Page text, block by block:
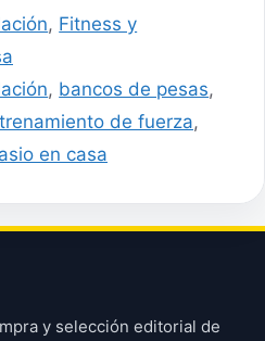
, Fitness y
, bancos de pesas,
de fuerza,
en casa
y selección editorial de